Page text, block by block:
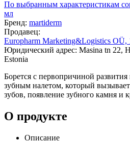
По выбранным характеристикам
мл
Бренд: martiderm
Продавец:
Europharm Marketing&Logistics OÜ,
Юридический адрес: Masina tn 22,
Estonia
Борется с первопричиной
зубным налетом, который
зубов, появление зубного камня и
О продукте
Описание